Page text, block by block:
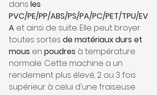
dans les
PVC/PE/PP/ABS/PS/PA/PC/PET/TPU/EV
A et ainsi de suite. Elle peut broyer
toutes sortes de matériaux durs et
mous en poudres à température
normale. Cette machine a un
rendement plus élevé, 2 ou 3 fois
supérieur à celui d'une fraiseuse